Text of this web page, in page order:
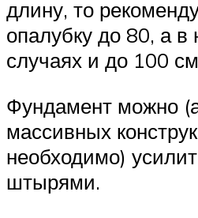
длину, то
опалубку до 80, а в
случаях и до 100
Фундамент можно
массивных
необходимо)
штырями.